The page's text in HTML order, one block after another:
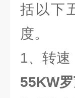
括以下
度。
1、转速
55KW